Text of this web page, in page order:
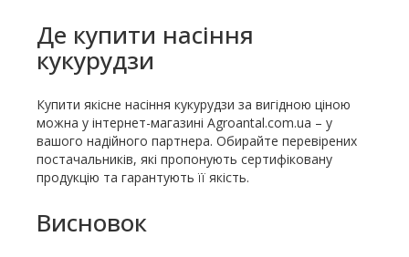
Де купити насіння
кукурудзи
Купити якісне насіння кукурудзи за вигідною ціною
можна у інтернет-магазині Agroantal.com.ua – у
вашого надійного партнера. Обирайте перевірених
постачальників, які пропонують сертифіковану
продукцію та гарантують її якість.
Висновок